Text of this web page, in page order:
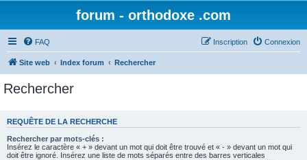
forum - orthodoxe .com
FAQ Connexion
Inscription
Site web Index forum Rechercher
Rechercher
REQUÊTE DE LA RECHERCHE
Rechercher par mots-clés :
Insérez le caractère « + » devant un mot qui doit être trouvé et « - » devant un mot qui
doit être ignoré. Insérez une liste de mots séparés entre des barres verticales